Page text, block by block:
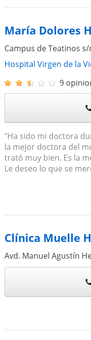
María Dolores
Campus de Teatinos s/
Hospital Virgen de la
9
"Ha sido mi doctora
la mejor doctora del
trató muy bien. Es la
Le deseo lo que se
Clínica Muelle
Avd. Manuel Agustín